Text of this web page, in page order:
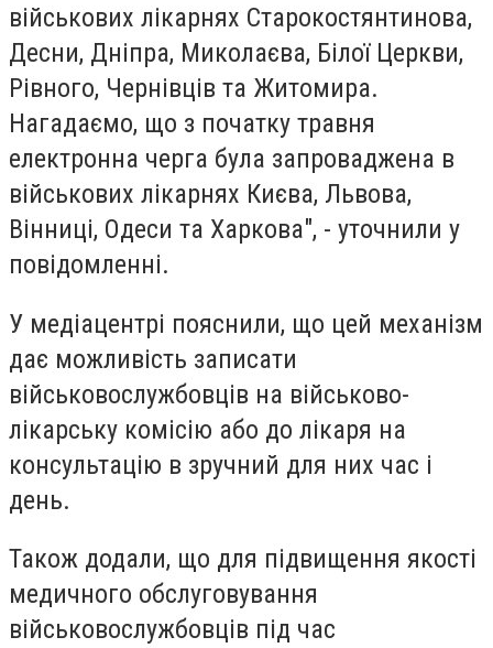
військових лікарнях Старокостянтинова,
Десни, Дніпра, Миколаєва, Білої Церкви,
Рівного, Чернівців та Житомира.
Нагадаємо, що з початку травня
електронна черга була запроваджена в
військових лікарнях Києва, Львова,
Вінниці, Одеси та Харкова", - уточнили у
повідомленні.
У медіацентрі пояснили, що цей механізм
дає можливість записати
військовослужбовців на військово-
лікарську комісію або до лікаря на
консультацію в зручний для них час і
день.
Також додали, що для підвищення якості
медичного обслуговування
військовослужбовців під час